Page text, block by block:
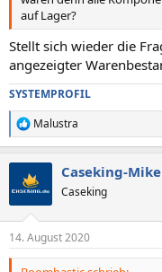
auf Lager?
Stellt sich wieder die
angezeigter
SYSTEMPROFIL
R
e
t
e
n
Malustra
Caseking-Mike
Caseking
14. August 2020